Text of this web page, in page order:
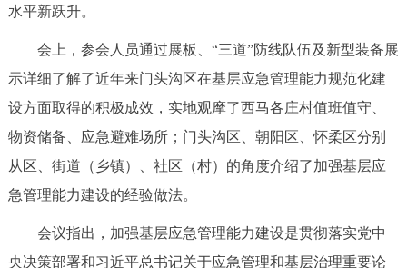
12345网上接诉即办 我要咨询 我要建议
参与调查 在线访谈 图说互动
北京概况 十六区概览 人文北京
水平新跃升。
会上，参会人员通过展板、“三道”防线队伍及新型装备展
示详细了解了近年来门头沟区在基层应急管理能力规范化建
设方面取得的积极成效，实地观摩了西马各庄村值班值守、
物资储备、应急避难场所；门头沟区、朝阳区、怀柔区分别
从区、街道（乡镇）、社区（村）的角度介绍了加强基层应
急管理能力建设的经验做法。
会议指出，加强基层应急管理能力建设是贯彻落实党中
央决策部署和习近平总书记关于应急管理和基层治理重要论